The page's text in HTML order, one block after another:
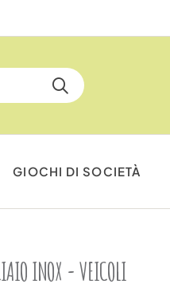
GIOCHI DI SOCIETÀ
INOX - VEICOLI